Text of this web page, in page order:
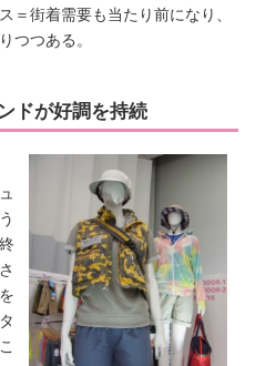
＝街着需要も当たり前になり、
つつある。
ドが好調を持続